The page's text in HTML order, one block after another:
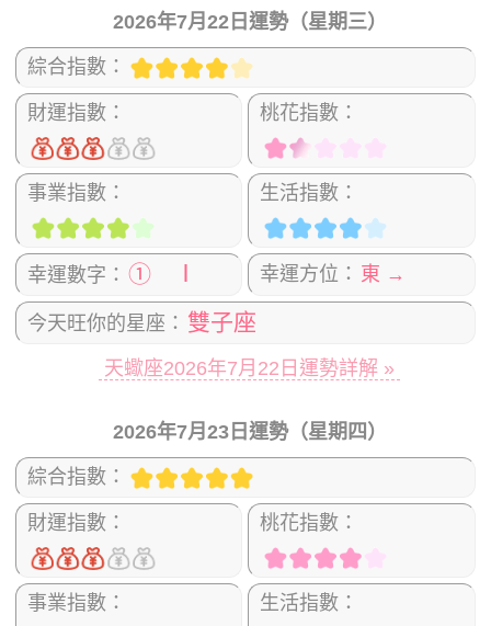
2026年7月22日運勢（星期三）
綜合指數：
財運指數： 桃花指數：
事業指數： 生活指數：
幸運數字： ① Ⅰ 幸運方位： 東 →
今天旺你的星座： 雙子座
天蠍座2026年7月22日運勢詳解 »
2026年7月23日運勢（星期四）
綜合指數：
財運指數： 桃花指數：
事業指數： 生活指數：